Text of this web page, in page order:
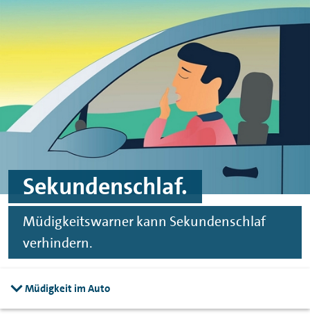
Zum Hauptinhalt springen
Zur Fußzeile springen
Sekundenschlaf.
Müdigkeitswarner kann Sekundenschlaf
verhindern.
Müdigkeit im Auto